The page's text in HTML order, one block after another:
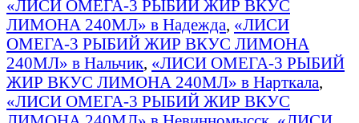
«ЛИСИ ОМЕГА-3 РЫБИЙ ЖИР ВКУС
ЛИМОНА 240МЛ» в Надежда, «ЛИСИ
ОМЕГА-3 РЫБИЙ ЖИР ВКУС ЛИМОНА
240МЛ» в Нальчик, «ЛИСИ ОМЕГА-3 РЫБИЙ
ЖИР ВКУС ЛИМОНА 240МЛ» в Нарткала,
«ЛИСИ ОМЕГА-3 РЫБИЙ ЖИР ВКУС